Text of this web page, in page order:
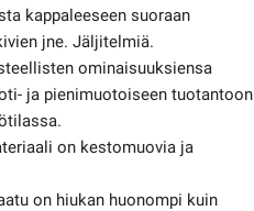
kappaleeseen suoraan
jne. Jäljitelmiä.
ominaisuuksiensa
ja pienimuotoiseen tuotantoon
on kestomuovia ja
on hiukan huonompi kuin